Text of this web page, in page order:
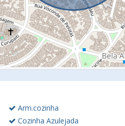
Arm.cozinha
Cozinha Azulejada